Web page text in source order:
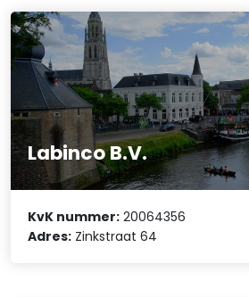
Labinco B.V.
KvK nummer: 20064356
Adres: Zinkstraat 64